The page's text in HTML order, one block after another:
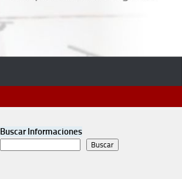
Buscar Informaciones
Buscar